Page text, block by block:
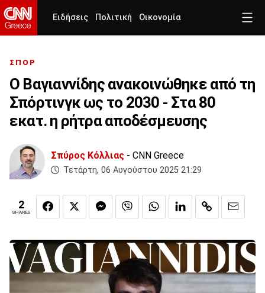
Ειδήσεις Πολιτική Οικονομία
ΣΠΟΡ
Ο Βαγιαννίδης ανακοινώθηκε από τη
Σπόρτινγκ ως το 2030 - Στα 80
εκατ. η ρήτρα αποδέσμευσης
Σπύρος Κόλλιας - CNN Greece
Τετάρτη, 06 Αυγούστου 2025 21:29
2
SHARES